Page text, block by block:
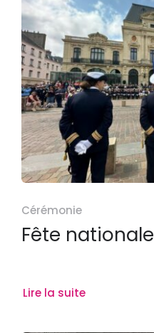
Cérémonie
Fête nationale
Lire la suite